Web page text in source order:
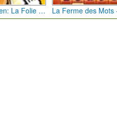
Bébé Clic Italien: La Folie des Petits Bambins